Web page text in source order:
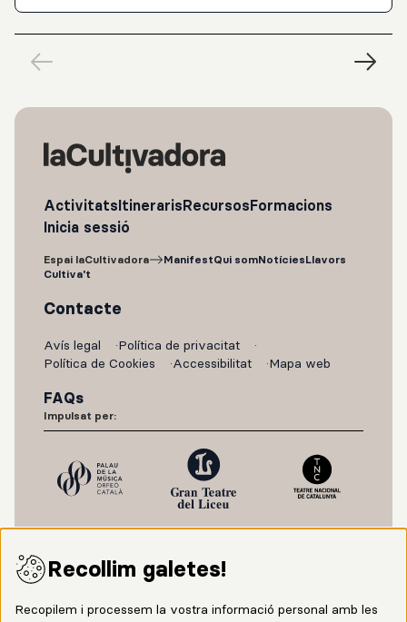
ActivitatsItinerarisRecursosFormacions
Inicia sessió
Espai laCultivadora ManifestQui somNotíciesLlavors
Cultiva't
Contacte
Avís legal
Política de privacitat
Política de Cookies
Accessibilitat Mapa web
FAQs
Impulsat per:
Recollim galetes!
Recopilem i processem la vostra informació personal amb les